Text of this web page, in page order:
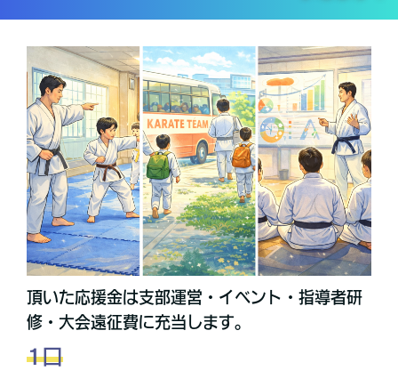
頂いた応援金は支部運営・イベント・指導者研
修・大会遠征費に充当します。
1口